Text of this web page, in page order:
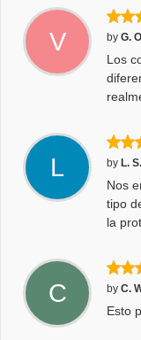
V by G.
Los
L by L. S.
Nos
tipo
la
C by C.
Esto